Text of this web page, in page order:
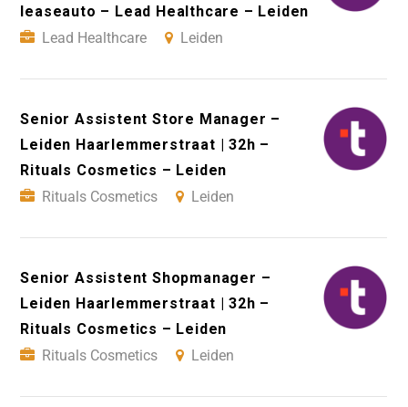
leaseauto – Lead Healthcare – Leiden
Lead Healthcare
Leiden
Senior Assistent Store Manager –
Leiden Haarlemmerstraat | 32h –
Rituals Cosmetics – Leiden
Rituals Cosmetics
Leiden
Senior Assistent Shopmanager –
Leiden Haarlemmerstraat | 32h –
Rituals Cosmetics – Leiden
Rituals Cosmetics
Leiden